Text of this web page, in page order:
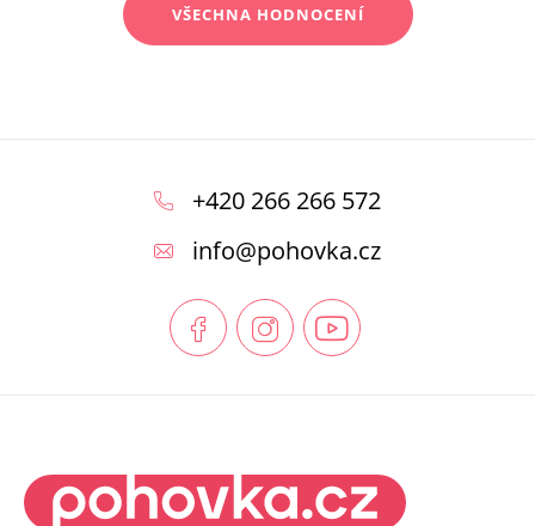
VŠECHNA HODNOCENÍ
+420 266 266 572
info@pohovka.cz